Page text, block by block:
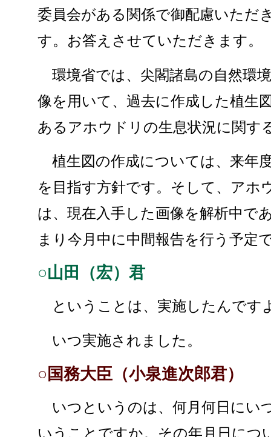
委員会がある関係で御配慮いただ
す。お答えさせていただきます。
環境省では、尖閣諸島の自然環
像を用いて、過去に作成した植生
あるアホウドリの生息状況に関す
植生図の作成については、来年
を目指す方針です。そして、アホ
は、現在入手した画像を解析中で
まり今月中に中間報告を行う予定
○山田（宏）君
ということは、実施したんです
いつ実施されました。
○国務大臣（小泉進次郎君）
いつというのは、何月何日にい
いうことですか。その年月日につ